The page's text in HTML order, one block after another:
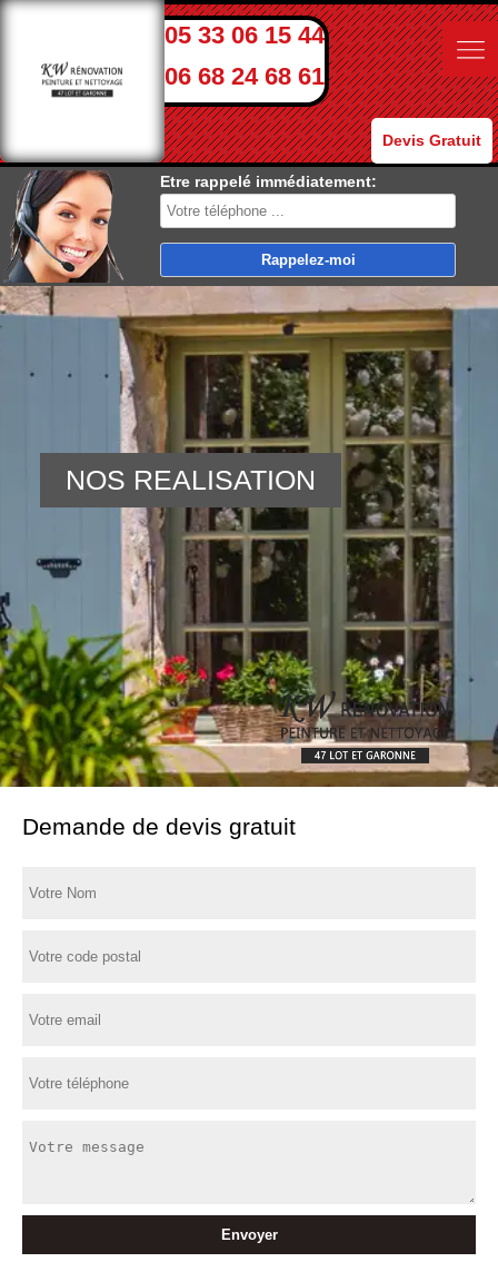
05 33 06 15 44
06 68 24 68 61
Devis Gratuit
Etre rappelé immédiatement:
NOS REALISATION
Demande de devis gratuit